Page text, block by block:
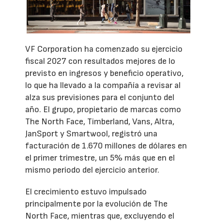
VF Corporation ha comenzado su ejercicio
fiscal 2027 con resultados mejores de lo
previsto en ingresos y beneficio operativo,
lo que ha llevado a la compañía a revisar al
alza sus previsiones para el conjunto del
año. El grupo, propietario de marcas como
The North Face, Timberland, Vans, Altra,
JanSport y Smartwool, registró una
facturación de 1.670 millones de dólares en
el primer trimestre, un 5% más que en el
mismo periodo del ejercicio anterior.
El crecimiento estuvo impulsado
principalmente por la evolución de The
North Face, mientras que, excluyendo el